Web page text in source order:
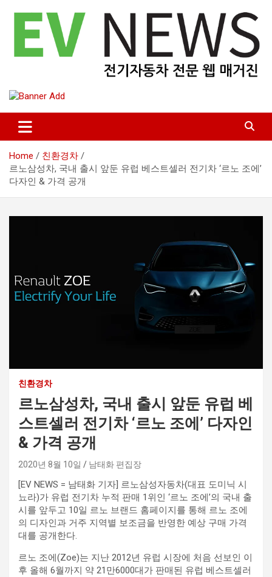
content
EV NEWS
Home
친환경차
르노삼성차, 국내 출시 앞둔 유럽 베스트셀러 전기차 ‘르노 조에’
다자인 & 가격 공개
친환경차
르노삼성차, 국내 출시 앞둔 유럽 베
스트셀러 전기차 ‘르노 조에’ 다자인
& 가격 공개
2020년 8월 10일 남태화 편집장
[EV NEWS = 남태화 기자] 르노삼성자동차(대표 도미닉 시
뇨라)가 유럽 전기차 누적 판매 1위인 ‘르노 조에’의 국내 출
시를 앞두고 10일 르노 브랜드 홈페이지를 통해 르노 조에
의 디자인과 거주 지역별 보조금을 반영한 예상 구매 가격
대를 공개한다.
르노 조에(Zoe)는 지난 2012년 유럽 시장에 처음 선보인 이
후 올해 6월까지 약 21만6000대가 판매된 유럽 베스트셀러